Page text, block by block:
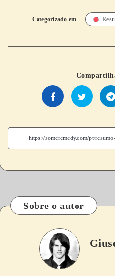
Categorizado em:
Sobre o autor